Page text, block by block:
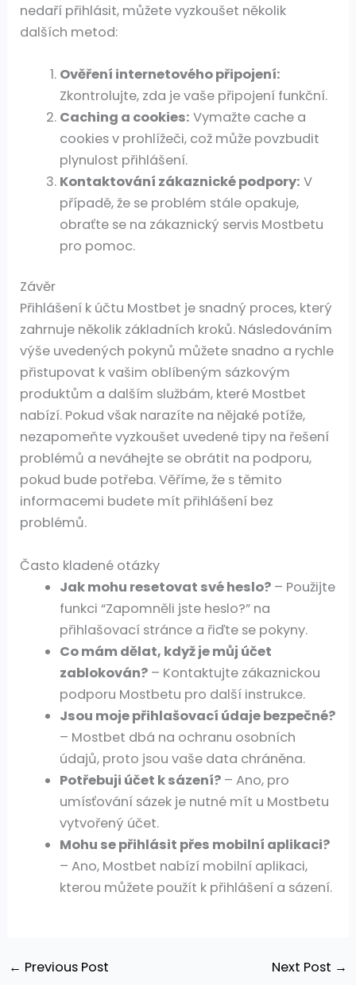
nedaří přihlásit, můžete vyzkoušet několik
dalších metod:
Ověření internetového připojení:
Zkontrolujte, zda je vaše připojení funkční.
Caching a cookies: Vymažte cache a
cookies v prohlížeči, což může povzbudit
plynulost přihlášení.
Kontaktování zákaznické podpory: V
případě, že se problém stále opakuje,
obraťte se na zákaznický servis Mostbetu
pro pomoc.
Závěr
Přihlášení k účtu Mostbet je snadný proces, který
zahrnuje několik základních kroků. Následováním
výše uvedených pokynů můžete snadno a rychle
přistupovat k vašim oblíbeným sázkovým
produktům a dalším službám, které Mostbet
nabízí. Pokud však narazíte na nějaké potíže,
nezapomeňte vyzkoušet uvedené tipy na řešení
problémů a neváhejte se obrátit na podporu,
pokud bude potřeba. Věříme, že s těmito
informacemi budete mít přihlášení bez
problémů.
Často kladené otázky
Jak mohu resetovat své heslo?– Použijte
funkci “Zapomněli jste heslo?” na
přihlašovací stránce a řiďte se pokyny.
Co mám dělat, když je můj účet
zablokován?– Kontaktujte zákaznickou
podporu Mostbetu pro další instrukce.
Jsou moje přihlašovací údaje bezpečné?
– Mostbet dbá na ochranu osobních
údajů, proto jsou vaše data chráněna.
Potřebuji účet k sázení?– Ano, pro
umísťování sázek je nutné mít u Mostbetu
vytvořený účet.
Mohu se přihlásit přes mobilní aplikaci?
– Ano, Mostbet nabízí mobilní aplikaci,
kterou můžete použít k přihlášení a sázení.
← Previous Post Next Post →